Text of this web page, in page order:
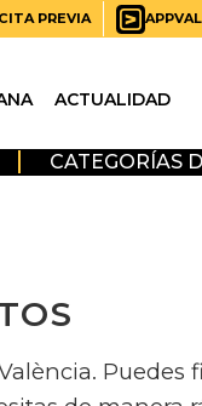
CITA PREVIA
ACTUALIDAD
CATEGORÍAS
Puedes